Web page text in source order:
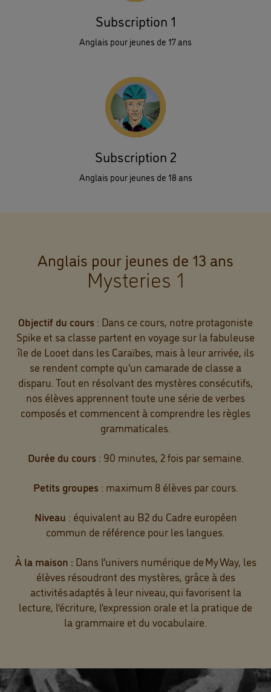
Subscription 1
Anglais pour jeunes de 17 ans
Subscription 2
Anglais pour jeunes de 18 ans
Anglais pour jeunes de 13 ans
Mysteries 1
Objectif du cours : Dans ce cours, notre protagoniste
Spike et sa classe partent en voyage sur la fabuleuse
île de Looet dans les Caraïbes, mais à leur arrivée, ils
se rendent compte qu'un camarade de classe a
disparu. Tout en résolvant des mystères consécutifs,
nos élèves apprennent toute une série de verbes
composés et commencent à comprendre les règles
grammaticales.
Durée du cours : 90 minutes, 2 fois par semaine.
Petits groupes : maximum 8 élèves par cours.
Niveau : équivalent au B2 du Cadre européen
commun de référence pour les langues.
À la maison : Dans l’univers numérique de My Way, les
élèves résoudront des mystères, grâce à des
activités adaptés à leur niveau, qui favorisent la
lecture, l’écriture, l’expression orale et la pratique de
la grammaire et du vocabulaire.